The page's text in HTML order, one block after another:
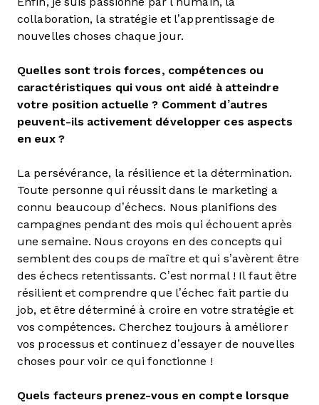
collaboration, la stratégie et l’apprentissage de
nouvelles choses chaque jour.
Quelles sont trois forces, compétences ou
caractéristiques qui vous ont aidé à atteindre
votre position actuelle ? Comment d’autres
peuvent-ils activement développer ces aspects
en eux ?
La persévérance, la résilience et la détermination.
Toute personne qui réussit dans le marketing a
connu beaucoup d’échecs. Nous planifions des
campagnes pendant des mois qui échouent après
une semaine. Nous croyons en des concepts qui
semblent des coups de maître et qui s’avèrent être
des échecs retentissants. C’est normal ! Il faut être
résilient et comprendre que l’échec fait partie du
job, et être déterminé à croire en votre stratégie et
vos compétences. Cherchez toujours à améliorer
vos processus et continuez d’essayer de nouvelles
choses pour voir ce qui fonctionne !
Quels facteurs prenez-vous en compte lorsque